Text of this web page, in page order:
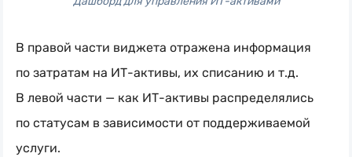
В правой части виджета отражена информация
по затратам на ИТ-активы, их списанию и т.д.
В левой части — как ИТ-активы распределялись
по статусам в зависимости от поддерживаемой
услуги.